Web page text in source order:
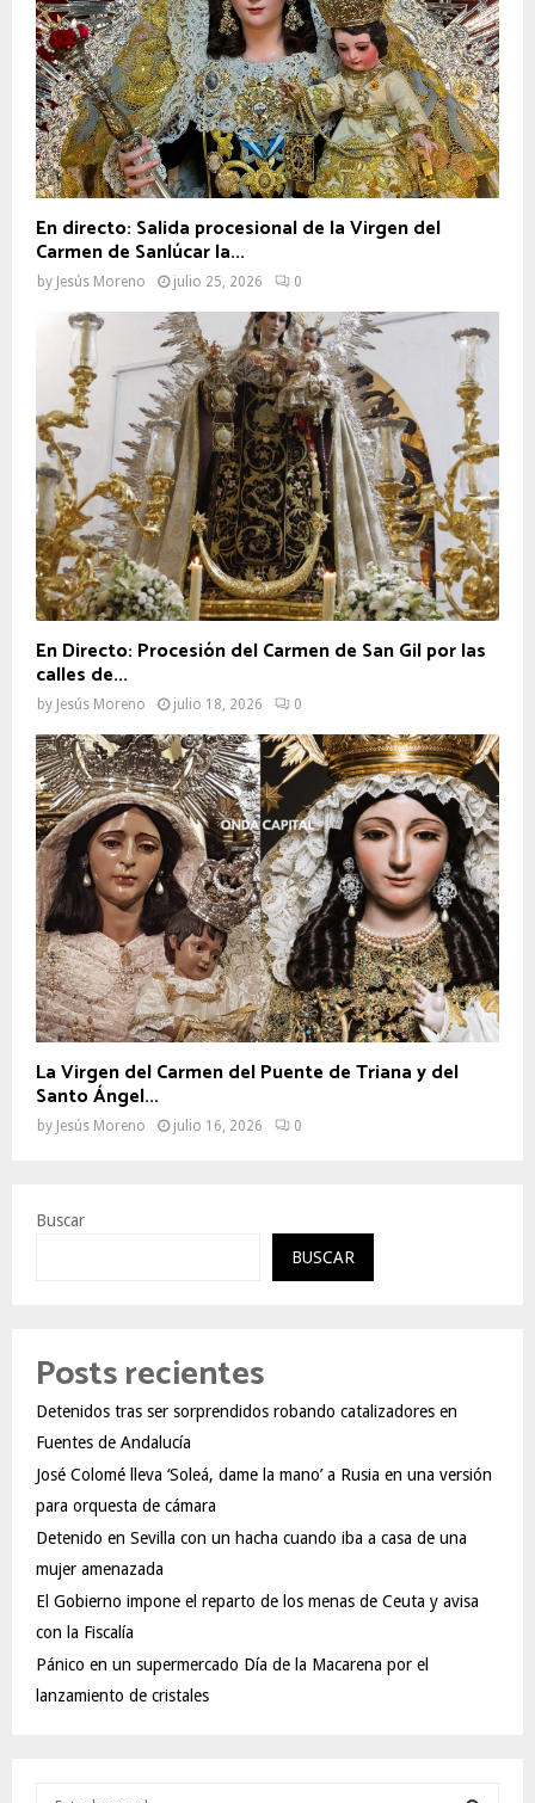
En directo: Salida procesional de la Virgen del
Carmen de Sanlúcar la...
by Jesús Moreno julio 25, 2026 0
En Directo: Procesión del Carmen de San Gil por las
calles de...
by Jesús Moreno julio 18, 2026 0
La Virgen del Carmen del Puente de Triana y del
Santo Ángel...
by Jesús Moreno julio 16, 2026 0
Buscar
BUSCAR
Posts recientes
Detenidos tras ser sorprendidos robando catalizadores en
Fuentes de Andalucía
José Colomé lleva ‘Soleá, dame la mano’ a Rusia en una versión
para orquesta de cámara
Detenido en Sevilla con un hacha cuando iba a casa de una
mujer amenazada
El Gobierno impone el reparto de los menas de Ceuta y avisa
con la Fiscalía
Pánico en un supermercado Día de la Macarena por el
lanzamiento de cristales